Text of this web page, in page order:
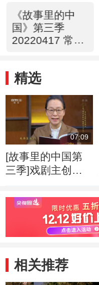
《故事里的中
国》第三季
20220417 常香
精选
07:09
[故事里的中国第
三季]戏剧主创们
窟守护人的故事
相关推荐